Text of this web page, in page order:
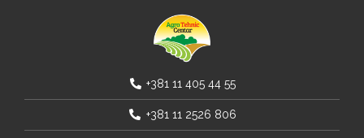
+381 11 405 44 55
+381 11 2526 806